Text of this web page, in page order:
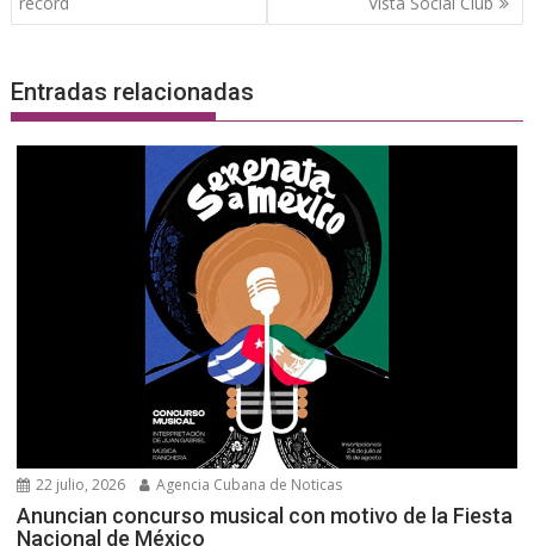
Entradas relacionadas
22 julio, 2026 Agencia Cubana de Noticas
Anuncian concurso musical con motivo de la Fiesta
Nacional de México